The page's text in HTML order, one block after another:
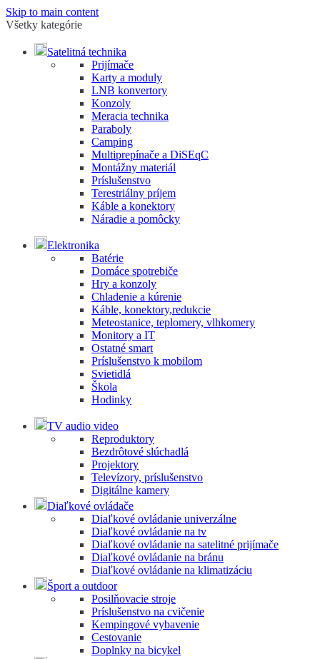
Skip to main content
Všetky kategórie
Satelitná technika
Prijímače
Karty a moduly
LNB konvertory
Konzoly
Meracia technika
Paraboly
Camping
Multiprepínače a DiSEqC
Montážny materiál
Príslušenstvo
Terestriálny príjem
Káble a konektory
Náradie a pomôcky
Elektronika
Batérie
Domáce spotrebiče
Hry a konzoly
Chladenie a kúrenie
Káble, konektory,redukcie
Meteostanice, teplomery, vlhkomery
Monitory a IT
Ostatné smart
Príslušenstvo k mobilom
Svietidlá
Škola
Hodinky
TV audio video
Reproduktory
Bezdrôtové slúchadlá
Projektory
Televízory, príslušenstvo
Digitálne kamery
Diaľkové ovládače
Diaľkové ovládanie univerzálne
Diaľkové ovládanie na tv
Diaľkové ovládanie na satelitné prijímače
Diaľkové ovládanie na bránu
Diaľkové ovládanie na klimatizáciu
Šport a outdoor
Posilňovacie stroje
Príslušenstvo na cvičenie
Kempingové vybavenie
Cestovanie
Doplnky na bicykel